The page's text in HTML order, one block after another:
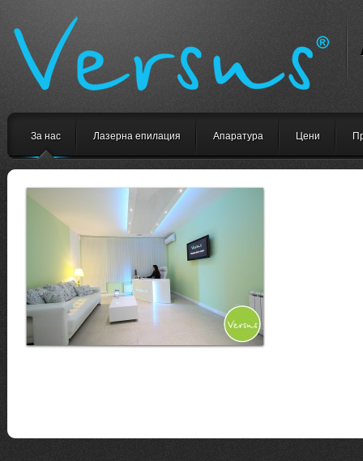
За нас Лазерна епилация Апаратура Цени